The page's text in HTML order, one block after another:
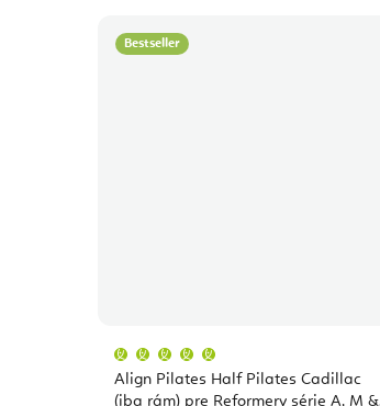
Bestseller
Align Pilates Half Pilates Cadillac
(iba rám) pre Reformery série A, M &
produktu
je
5,0